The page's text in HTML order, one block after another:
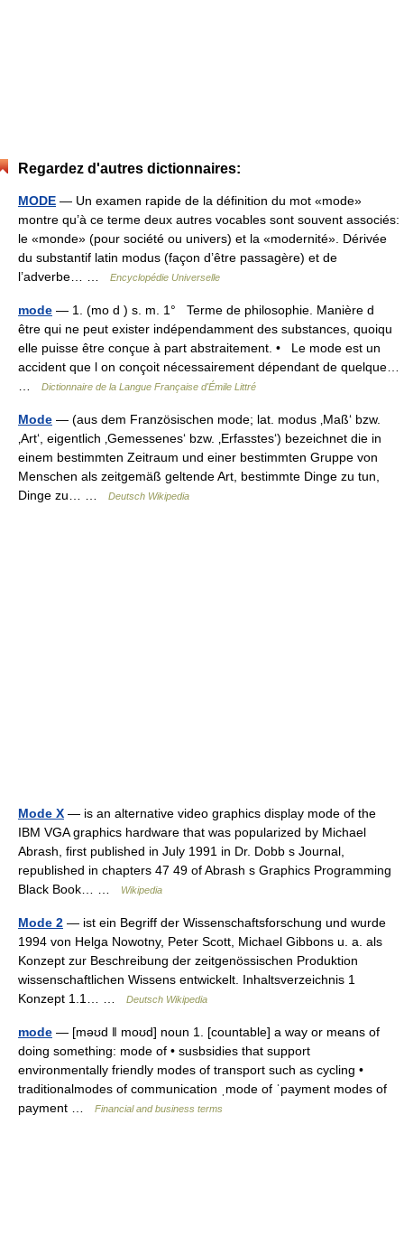
Regardez d'autres dictionnaires:
MODE — Un examen rapide de la définition du mot «mode»
montre qu’à ce terme deux autres vocables sont souvent associés:
le «monde» (pour société ou univers) et la «modernité». Dérivée
du substantif latin modus (façon d’être passagère) et de
l’adverbe… …
Encyclopédie Universelle
mode — 1. (mo d ) s. m. 1° Terme de philosophie. Manière d
être qui ne peut exister indépendamment des substances, quoiqu
elle puisse être conçue à part abstraitement. • Le mode est un
accident que l on conçoit nécessairement dépendant de quelque…
Dictionnaire de la Langue Française d'Émile Littré
Mode — (aus dem Französischen mode; lat. modus ‚Maß‘ bzw.
‚Art‘, eigentlich ‚Gemessenes‘ bzw. ‚Erfasstes‘) bezeichnet die in
einem bestimmten Zeitraum und einer bestimmten Gruppe von
Menschen als zeitgemäß geltende Art, bestimmte Dinge zu tun,
Dinge zu… …
Deutsch Wikipedia
Mode X — is an alternative video graphics display mode of the
IBM VGA graphics hardware that was popularized by Michael
Abrash, first published in July 1991 in Dr. Dobb s Journal,
republished in chapters 47 49 of Abrash s Graphics Programming
Black Book… …
Wikipedia
Mode 2 — ist ein Begriff der Wissenschaftsforschung und wurde
1994 von Helga Nowotny, Peter Scott, Michael Gibbons u. a. als
Konzept zur Beschreibung der zeitgenössischen Produktion
wissenschaftlichen Wissens entwickelt. Inhaltsverzeichnis 1
Konzept 1.1… …
Deutsch Wikipedia
mode — [məʊd ǁ moʊd] noun 1. [countable] a way or means of
doing something: mode of • susbsidies that support
environmentally friendly modes of transport such as cycling •
traditionalmodes of communication ˌmode of ˈpayment modes of
payment …
Financial and business terms